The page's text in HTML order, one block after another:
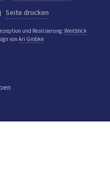
Seite drucken
und Realisierung: Weitblick
von Ari Gröbke